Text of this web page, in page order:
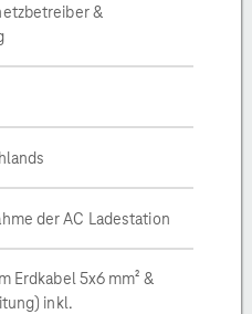
&
der AC Ladestation
Erdkabel 5x6 mm² &
inkl.